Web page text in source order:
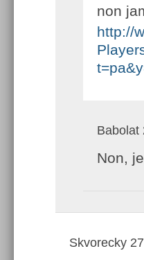
non
http://
Babolat
Non,
Skvorecky